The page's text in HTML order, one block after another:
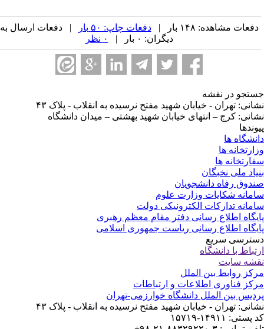
دفعات مشاهده: ۱۴۸ بار | دفعات چاپ: ۵۰ بار
| دفعات ارسال به
دیگران: ۰ بار |
در نقشه
تهران - خیابان شهید مفتح نرسیده به انقلاب - پلاک ۴۳
کرج – انتهای خیابان شهید بهشتی – میدان دانشگاه
ها
ها
ها
ملی نخبگان
رفاه دانشجویان
شکایات وزارت علوم
تدارکات الکترونیکی دولت
اطلاع رسانی دفتر مقام معظم رهبری
اطلاع رسانی ریاست جمهوری اسلامی
سریع
با دانشگاه
سایت
روابط بین الملل
فناوری اطلاعات و ارتباطات
بین الملل دانشگاه خوارزمی-تهران
تهران - خیابان شهید مفتح نرسیده به انقلاب - پلاک ۴۳
۱۴۹۱۱-۱۵۷۱۹